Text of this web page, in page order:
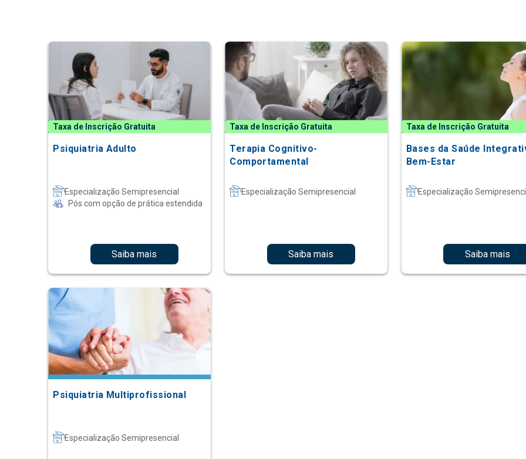
Taxa de Inscrição Gratuita
Psiquiatria Adulto
Especialização Semipresencial
Pós com opção de prática estendida
Saiba mais
Taxa de Inscrição Gratuita
Terapia Cognitivo-
Comportamental
Especialização Semipresencial
Saiba mais
Taxa de Inscrição Gratuita
Bases da Saúde
Bem-Estar
Especialização
Saiba mais
Psiquiatria Multiprofissional
Especialização Semipresencial